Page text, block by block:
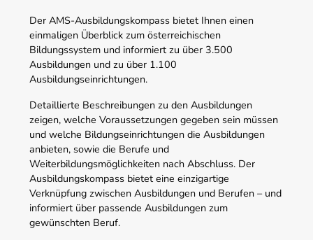
Der AMS-Ausbildungskompass bietet Ihnen einen
einmaligen Überblick zum österreichischen
Bildungssystem und informiert zu über 3.500
Ausbildungen und zu über 1.100
Ausbildungseinrichtungen.
Detaillierte Beschreibungen zu den Ausbildungen
zeigen, welche Voraussetzungen gegeben sein müssen
und welche Bildungseinrichtungen die Ausbildungen
anbieten, sowie die Berufe und
Weiterbildungsmöglichkeiten nach Abschluss. Der
Ausbildungskompass bietet eine einzigartige
Verknüpfung zwischen Ausbildungen und Berufen – und
informiert über passende Ausbildungen zum
gewünschten Beruf.